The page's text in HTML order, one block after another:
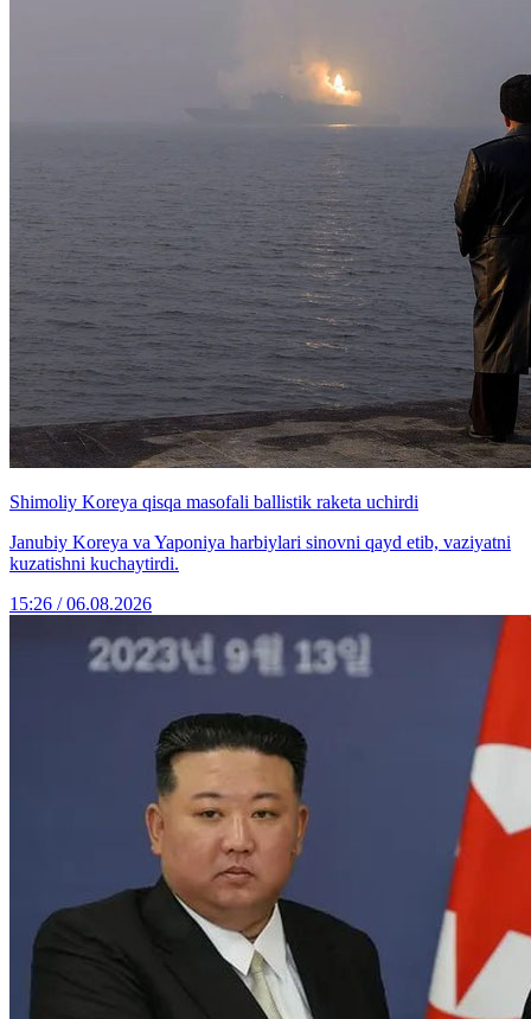
Shimoliy Koreya qisqa masofali ballistik raketa uchirdi
Janubiy Koreya va Yaponiya harbiylari sinovni qayd etib, vaziyatni
kuzatishni kuchaytirdi.
15:26 / 06.08.2026